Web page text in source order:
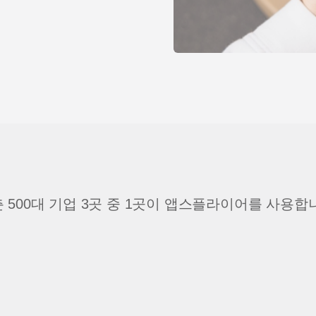
500대 기업 3곳 중 1곳이 앱스플라이어를 사용합